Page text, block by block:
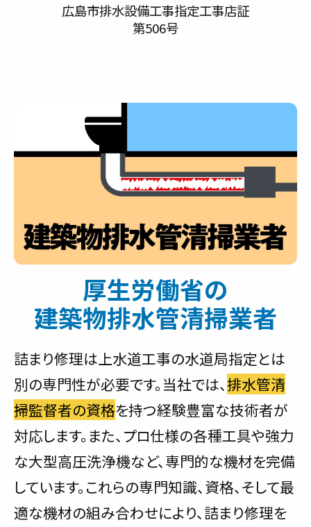
広島市排水設備工事指定工事店証
第506号
厚生労働省の
建築物排水管清掃業者
詰まり修理は上水道工事の水道局指定とは
別の専門性が必要です。当社では、排水管清
掃監督者の資格を持つ経験豊富な技術者が
対応します。また、プロ仕様の各種工具や強力
な大型高圧洗浄機など、専門的な機材を完備
しています。これらの専門知識、資格、そして最
適な機材の組み合わせにより、詰まり修理を